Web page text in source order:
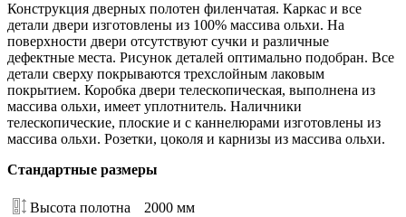
Конструкция дверных полотен филенчатая. Каркас и все
детали двери изготовлены из 100% массива ольхи. На
поверхности двери отсутствуют сучки и различные
дефектные места. Рисунок деталей оптимально подобран. Все
детали сверху покрываются трехслойным лаковым
покрытием. Коробка двери телескопическая, выполнена из
массива ольхи, имеет уплотнитель. Наличники
телескопические, плоские и с каннелюрами изготовлены из
массива ольхи. Розетки, цоколя и карнизы из массива ольхи.
Стандартные размеры
Высота полотна
2000 мм